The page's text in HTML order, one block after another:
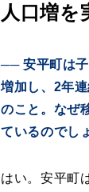
人口増を
── 安平町は
増加し、2年
のこと。なぜ
ているのでし
はい。安平町